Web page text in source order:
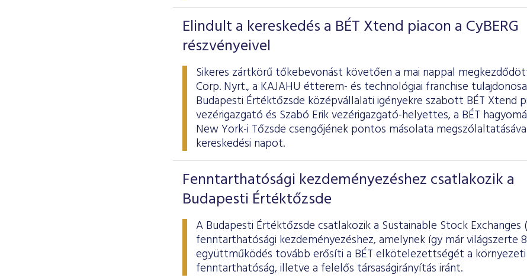
Elindult a kereskedés a BÉT Xtend piacon a CyBERG
részvényeivel
Sikeres zártkörű tőkebevonást követően a mai nappal
Corp. Nyrt., a KAJAHU étterem- és technológiai franchise
Budapesti Értéktőzsde középvállalati igényekre szabott BÉT Xtend
vezérigazgató és Szabó Erik vezérigazgató-helyettes, a BÉT
New York-i Tőzsde csengőjének pontos másolata
kereskedési napot.
Fenntarthatósági kezdeményezéshez csatlakozik a
Budapesti Értéktőzsde
A Budapesti Értéktőzsde csatlakozik a Sustainable Stock Exchanges
fenntarthatósági kezdeményezéshez, amelynek így már világszerte
együttműködés tovább erősíti a BÉT elkötelezettségét a környezeti
fenntarthatóság, illetve a felelős társaságirányítás iránt.